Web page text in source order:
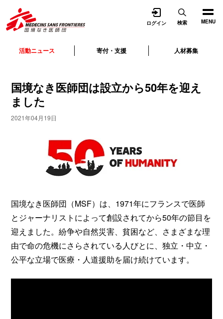
MENU
活動ニュース 寄付・支援 人材募集
ログイン 検索
国境なき医師団は設立から50年を迎え
ました
2021年04月19日
国境なき医師団（MSF）は、1971年にフランスで医師
とジャーナリストによって創設されてから50年の節目を
迎えました。紛争や自然災害、貧困など、さまざまな理
由で命の危機にさらされている人びとに、独立・中立・
公平な立場で医療・人道援助を届け続けています。